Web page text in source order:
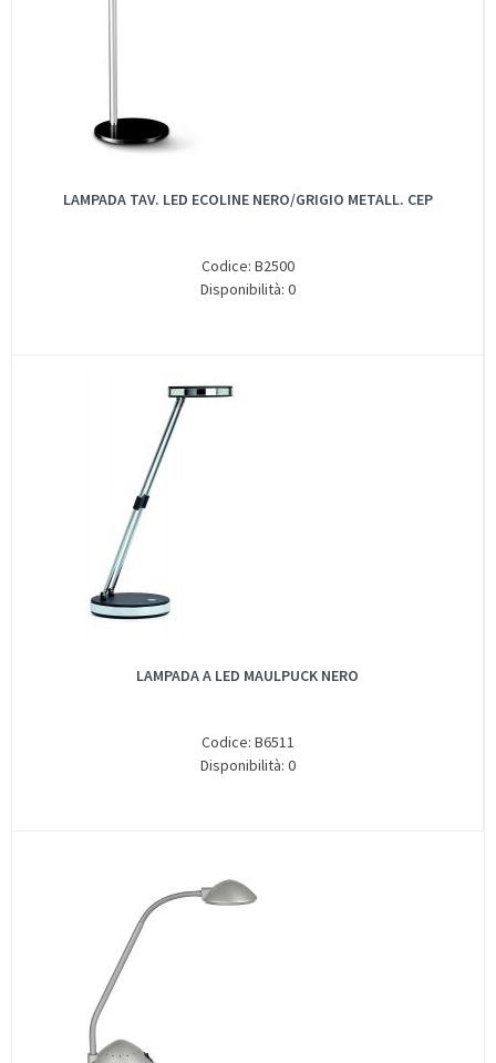
LAMPADA TAV. LED ECOLINE NERO/GRIGIO METALL. CEP
Codice: B2500
Disponibilità: 0
LAMPADA A LED MAULPUCK NERO
Codice: B6511
Disponibilità: 0